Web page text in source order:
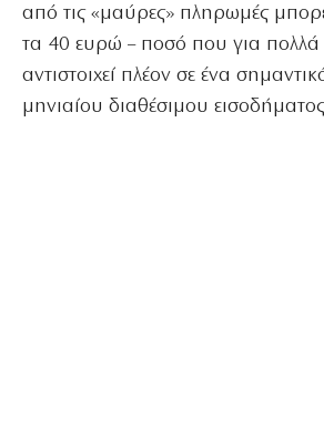
από τις «μαύρες» πληρωμές
τα 40 ευρώ – ποσό που για πολλά
αντιστοιχεί πλέον σε ένα
μηνιαίου διαθέσιμου